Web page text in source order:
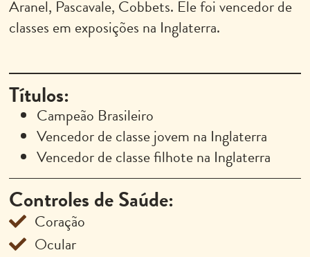
Aranel, Pascavale, Cobbets. Ele foi vencedor de
classes em exposições na Inglaterra.
Títulos:
Campeão Brasileiro
Vencedor de classe jovem na Inglaterra
Vencedor de classe filhote na Inglaterra
Controles de Saúde:
Coração
Ocular